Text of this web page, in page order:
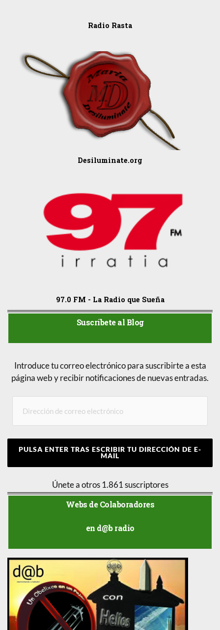
Radio Rasta
Desiluminate.org
97.0 FM - La Radio que Sueña
Suscríbete al Blog
Introduce tu correo electrónico para suscribirte a esta
página web y recibir notificaciones de nuevas entradas.
PULSA ENTER TRAS ESCRIBIR TU DIRECCIÓN DE E-
MAIL
Únete a otros 1.861 suscriptores
Webs de Colaboradores
en d@b radio